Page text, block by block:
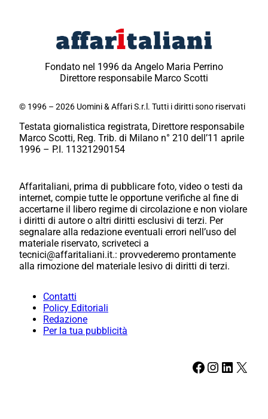
Fondato nel 1996 da Angelo Maria Perrino
Direttore responsabile Marco Scotti
© 1996 – 2026 Uomini & Affari S.r.l. Tutti i diritti sono riservati
Testata giornalistica registrata, Direttore responsabile
Marco Scotti, Reg. Trib. di Milano n° 210 dell’11 aprile
1996 – P.I. 11321290154
Affaritaliani, prima di pubblicare foto, video o testi da
internet, compie tutte le opportune verifiche al fine di
accertarne il libero regime di circolazione e non violare
i diritti di autore o altri diritti esclusivi di terzi. Per
segnalare alla redazione eventuali errori nell’uso del
materiale riservato, scriveteci a
tecnici@affaritaliani.it.: provvederemo prontamente
alla rimozione del materiale lesivo di diritti di terzi.
Contatti
Policy Editoriali
Redazione
Per la tua pubblicità
Facebook Instagram LinkedIn X